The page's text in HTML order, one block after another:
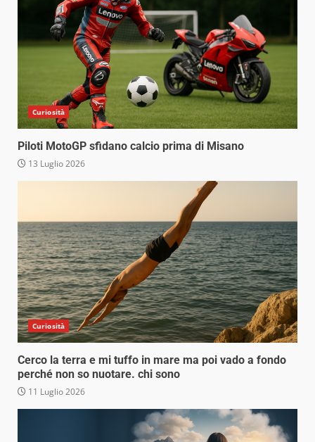
Curiosità
Piloti MotoGP sfidano calcio prima di Misano
13 Luglio 2026
Curiosità
Cerco la terra e mi tuffo in mare ma poi vado a fondo
perché non so nuotare. chi sono
11 Luglio 2026